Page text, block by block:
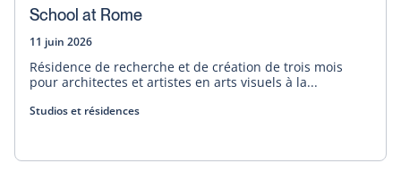
School at Rome
11 juin 2026
Résidence de recherche et de création de trois mois
pour architectes et artistes en arts visuels à la...
Studios et résidences